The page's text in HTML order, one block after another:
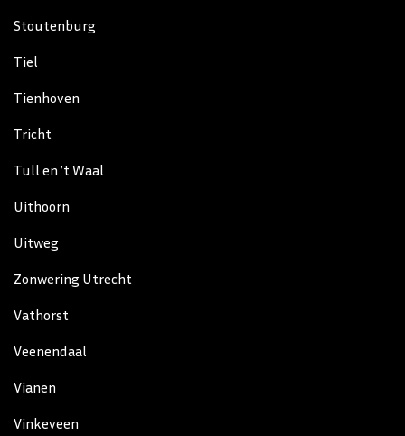
Stoutenburg
Tiel
Tienhoven
Tricht
Tull en ’t Waal
Uithoorn
Uitweg
Zonwering Utrecht
Vathorst
Veenendaal
Vianen
Vinkeveen